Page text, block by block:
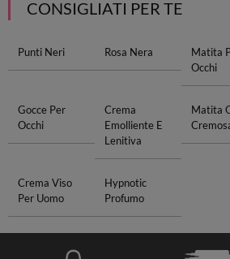
CONSIGLIATI PER TE
Punti Neri Rosa Nera
Matita
Occhi
Gocce Per
Occhi
Crema
Emolliente E
Lenitiva
Matita
Crema Viso
Per Uomo
Hypnotic
Profumo